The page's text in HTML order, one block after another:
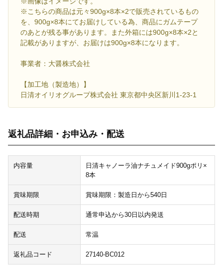
※こちらの商品は元々900g×8本×2で販売されているもの
を、900g×8本にてお届けしている為、商品にガムテープ
のあとが残る事があります。また外箱には900g×8本×2と
記載がありますが、お届けは900g×8本になります。
事業者：大醤株式会社
【加工地（製造地）】
日清オイリオグループ株式会社 東京都中央区新川1-23-1
返礼品詳細・お申込み・配送
内容量
日清キャノーラ油ナチュメイド900gポリ×
8本
賞味期限 賞味期限：製造日から540日
配送時期 通常申込から30日以内発送
配送 常温
返礼品コード 27140-BC012